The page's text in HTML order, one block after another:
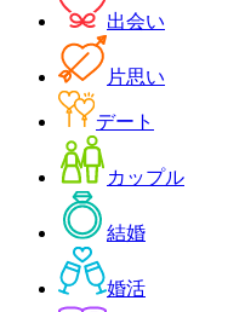
出会い
片思い
デート
カップル
結婚
婚活